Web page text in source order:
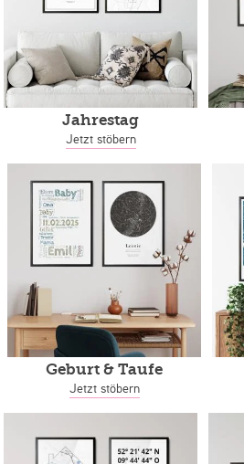
Jahrestag
Jetzt stöbern
Geburt & Taufe
Jetzt stöbern